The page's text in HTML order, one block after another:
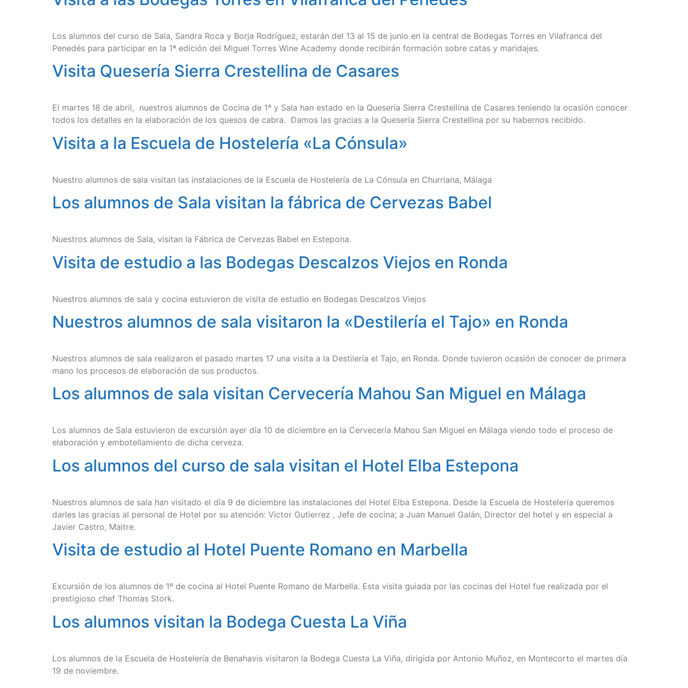
Los alumnos del curso de Sala, Sandra Roca y Borja Rodríguez, estarán del 13 al 15 de junio en la central de Bodegas Torres en Vilafranca del
Penedés para participar en la 1ª edición del Miguel Torres Wine Academy donde recibirán formación sobre catas y maridajes.
Visita Quesería Sierra Crestellina de Casares
El martes 18 de abril, nuestros alumnos de Cocina de 1º y Sala han estado en la Quesería Sierra Crestellina de Casares teniendo la ocasión conocer
todos los detalles en la elaboración de los quesos de cabra. Damos las gracias a la Quesería Sierra Crestellina por su habernos recibido.
Visita a la Escuela de Hostelería «La Cónsula»
Nuestro alumnos de sala visitan las instalaciones de la Escuela de Hostelería de La Cónsula en Churriana, Málaga
Los alumnos de Sala visitan la fábrica de Cervezas Babel
Nuestros alumnos de Sala, visitan la Fábrica de Cervezas Babel en Estepona.
Visita de estudio a las Bodegas Descalzos Viejos​ en Ronda
Nuestros alumnos de sala y cocina estuvieron de visita de estudio en Bodegas Descalzos Viejos
Nuestros alumnos de sala visitaron la «Destilería el Tajo» en Ronda
Nuestros alumnos de sala realizaron el pasado martes 17 una visita a la Destilería el Tajo, en Ronda. Donde tuvieron ocasión de conocer de primera
mano los procesos de elaboración de sus productos.
Los alumnos de sala visitan Cervecería Mahou San Miguel en Málaga
Los alumnos de Sala estuvieron de excursión ayer día 10 de diciembre en la Cervecería Mahou San Miguel en Málaga viendo todo el proceso de
elaboración y embotellamiento de dicha cerveza.
Los alumnos del curso de sala visitan el Hotel Elba Estepona
Nuestros alumnos de sala han visitado el día 9 de diciembre las instalaciones del Hotel Elba Estepona. Desde la Escuela de Hostelería queremos
darles las gracias al personal de Hotel por su atención: Victor Gutierrez , Jefe de cocina; a Juan Manuel Galán, Director del hotel y en especial a
Javier Castro, Maitre.
Visita de estudio al Hotel Puente Romano en Marbella
Excursión de los alumnos de 1º de cocina al Hotel Puente Romano de Marbella. Esta visita guiada por las cocinas del Hotel fue realizada por el
prestigioso chef Thomas Stork.
Los alumnos visitan la Bodega Cuesta La Viña
Los alumnos de la Escuela de Hostelería de Benahavis visitaron la Bodega Cuesta La Viña, dirigida por Antonio Muñoz, en Montecorto el martes día
19 de noviembre.